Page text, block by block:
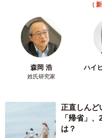
（
森岡 浩
姓氏研究家
ハイ
正直しんど
「帰省」
は？